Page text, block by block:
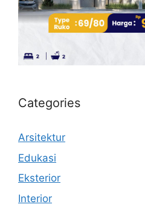
Categories
Arsitektur
Edukasi
Eksterior
Interior